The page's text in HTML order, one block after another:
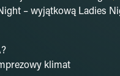
– wyjątkową Ladies
klimat